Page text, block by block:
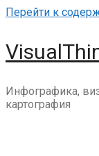
Перейти к
Инфографика,
картография